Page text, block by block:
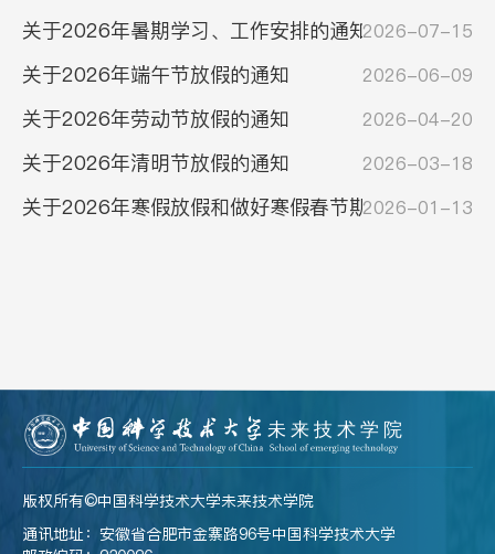
版权所有©️中国科学技术大学未来技术学院
通讯地址：安徽省合肥市金寨路96号中国科学技术大学